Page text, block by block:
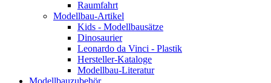
Raumfahrt
Modellbau-Artikel
Kids - Modellbausätze
Dinosaurier
Leonardo da Vinci - Plastik
Hersteller-Kataloge
Modellbau-Literatur
Modellbauzubehör